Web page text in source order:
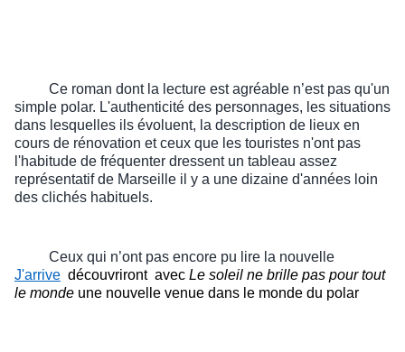
Ce roman dont la lecture est agréable n’est pas qu'un
simple polar. L'authenticité des personnages, les situations
dans lesquelles ils évoluent, la description de lieux en
cours de rénovation et ceux que les touristes n'ont pas
l'habitude de fréquenter dressent un tableau assez
représentatif de Marseille il y a une dizaine d'années loin
des clichés habituels.
Ceux qui n’ont pas encore pu lire la nouvelle
J'arrive découvriront avec Le soleil ne brille pas pour tout
le monde une nouvelle venue dans le monde du polar